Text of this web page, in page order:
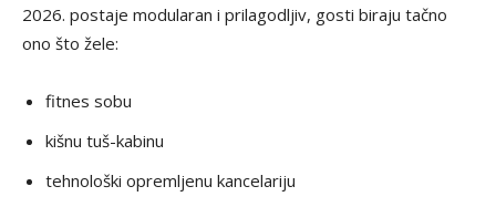
2026. postaje modularan i prilagodljiv, gosti biraju tačno
ono što žele:
fitnes sobu
kišnu tuš-kabinu
tehnološki opremljenu kancelariju